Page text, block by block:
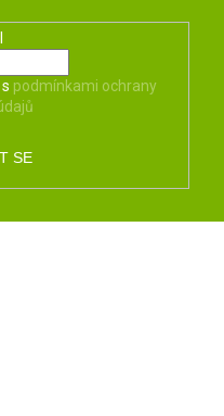
podmínkami ochrany
SE